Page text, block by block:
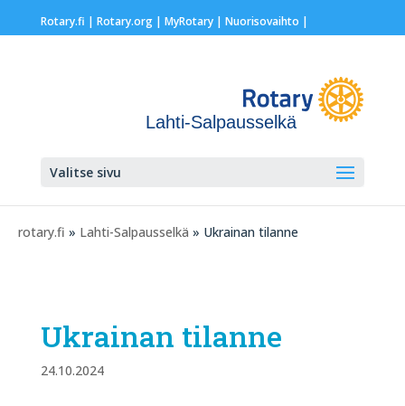
Rotary.fi | Rotary.org| MyRotary | Nuorisovaihto |
Lahti-Salpausselkä
Valitse sivu
rotary.fi » Lahti-Salpausselkä » Ukrainan tilanne
Ukrainan tilanne
24.10.2024